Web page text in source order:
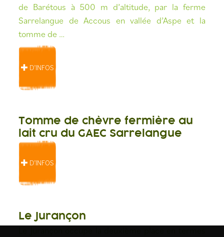
de Barétous à 500 m d’altitude, par la ferme
Sarrelangue de Accous en vallée d’Aspe et la
tomme de …
D’INFOS
Tomme de chèvre fermière au
lait cru du GAEC Sarrelangue
D’INFOS
Le Jurançon